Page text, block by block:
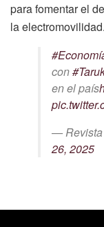
para fomentar el
la electromovilidad.
con
en el país
— Revista
26, 2025